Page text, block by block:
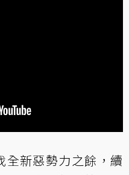
全新惡勢力之餘，續